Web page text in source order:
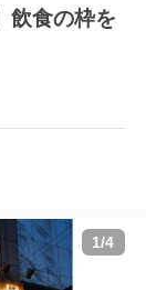
飲食の枠を
1/4